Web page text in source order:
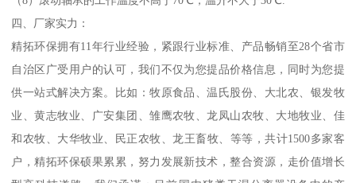
四、厂家实力：
精拓环保拥有11年行业经验，紧跟行业标准、产品畅销至28个省市
自治区广受用户的认可，我们不仅为您提品价格信息，同时为您提
供一站式解决方案。比如：牧原食品、温氏股份、大北农、银发牧
业、黄志牧业、广安集团、雏鹰农牧、龙凤山农牧、大地牧业、佳
和农牧、大华牧业、民正农牧、龙王畜牧、等等，共计1500多家客
户，精拓环保硕果累累，努力发展新技术，整合资源，走价值增长